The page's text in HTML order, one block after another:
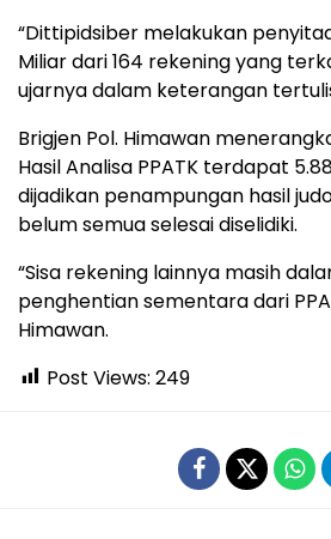
“Dittipidsiber melakukan
Miliar dari 164 rekening yang
ujarnya dalam keterangan
Brigjen Pol. Himawan
Hasil Analisa PPATK terdapat
dijadikan penampungan hasil
belum semua selesai diselidiki.
“Sisa rekening lainnya masih
penghentian sementara dari
Himawan.
Post Views: 249